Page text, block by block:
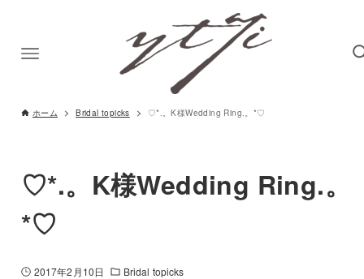
ホーム Bridal topicks ♡*.。K様Wedding Ring.。*♡
♡*.。K様Wedding Ring.。
*♡
2017年2月10日 Bridal topicks